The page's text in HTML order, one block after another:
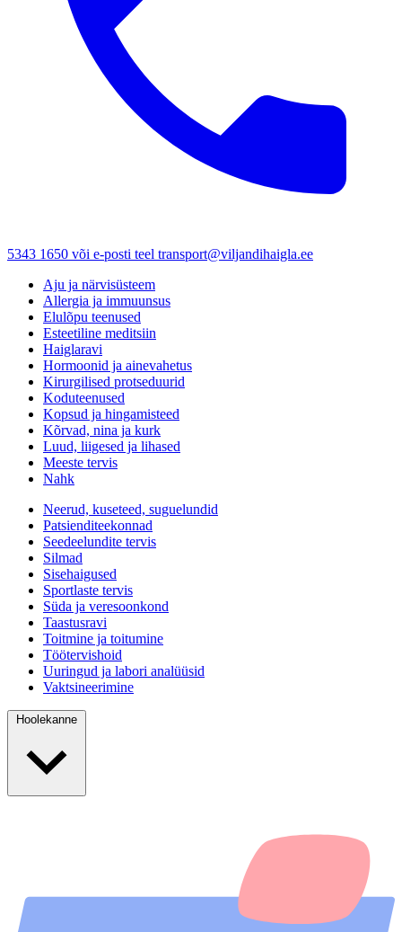
5343 1650 või e-posti teel transport@viljandihaigla.ee
Aju ja närvisüsteem
Allergia ja immuunsus
Elulõpu teenused
Esteetiline meditsiin
Haiglaravi
Hormoonid ja ainevahetus
Kirurgilised protseduurid
Koduteenused
Kopsud ja hingamisteed
Kõrvad, nina ja kurk
Luud, liigesed ja lihased
Meeste tervis
Nahk
Neerud, kuseteed, suguelundid
Patsienditeekonnad
Seedeelundite tervis
Silmad
Sisehaigused
Sportlaste tervis
Süda ja veresoonkond
Taastusravi
Toitmine ja toitumine
Töötervishoid
Uuringud ja labori analüüsid
Vaktsineerimine
Hoolekanne